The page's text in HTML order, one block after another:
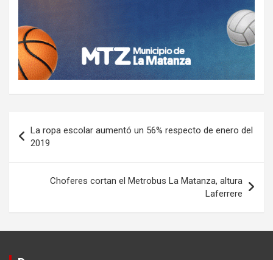
de
entradas
La ropa escolar aumentó un 56% respecto de enero del
2019
Choferes cortan el Metrobus La Matanza, altura
Laferrere